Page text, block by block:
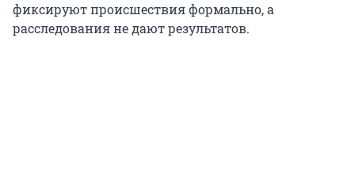
фиксируют происшествия формально, а
расследования не дают результатов.